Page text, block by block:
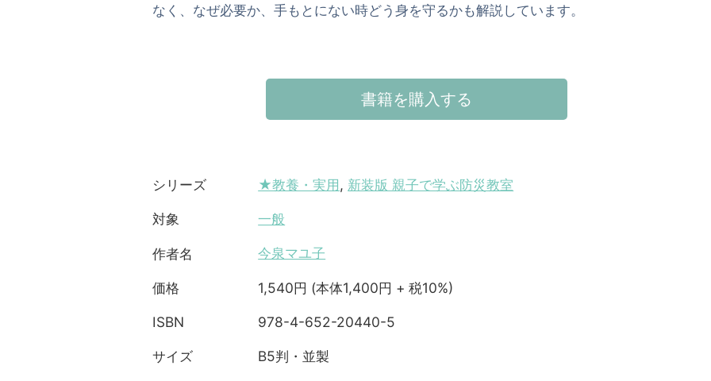
なく、なぜ必要か、手もとにない時どう身を守るかも解説しています。
書籍を購入する
シリーズ ★教養・実用, 新装版 親子で学ぶ防災教室
対象 一般
作者名 今泉マユ子
価格 1,540円 (本体1,400円 + 税10%)
ISBN 978-4-652-20440-5
サイズ B5判・並製